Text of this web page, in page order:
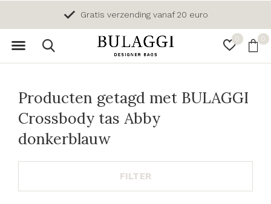
0 0
Gratis verzending vanaf 20 euro
Producten getagd met BULAGGI
Crossbody tas Abby
donkerblauw
FILTER